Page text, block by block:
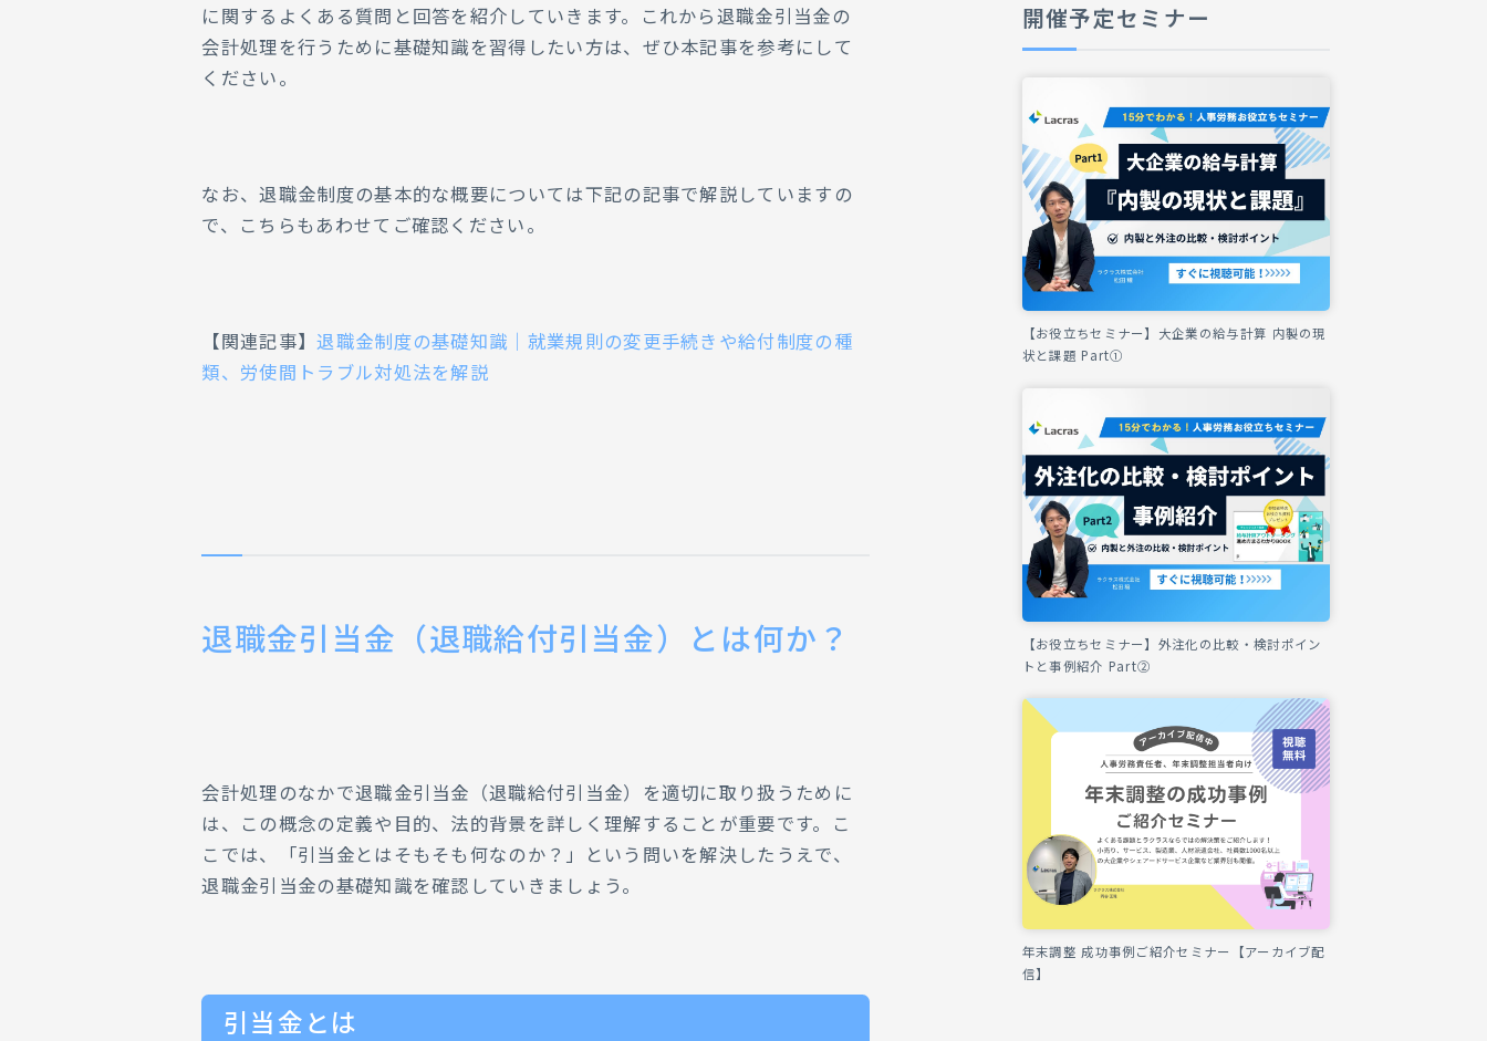
に関するよくある質問と回答を紹介していきます。これから退職金引当金の
会計処理を行うために基礎知識を習得したい方は、ぜひ本記事を参考にして
ください。
なお、退職金制度の基本的な概要については下記の記事で解説していますの
で、こちらもあわせてご確認ください。
【関連記事】退職金制度の基礎知識｜就業規則の変更手続きや給付制度の種
類、労使間トラブル対処法を解説
退職金引当金（退職給付引当金）とは何か？
会計処理のなかで退職金引当金（退職給付引当金）を適切に取り扱うために
は、この概念の定義や目的、法的背景を詳しく理解することが重要です。こ
こでは、「引当金とはそもそも何なのか？」という問いを解決したうえで、
退職金引当金の基礎知識を確認していきましょう。
引当金とは
開催予定セミナー
【お役立ちセミナー】大企業の給与計算 内製の現
状と課題 Part①
【お役立ちセミナー】外注化の比較・検討ポイン
トと事例紹介 Part②
年末調整 成功事例ご紹介セミナー【アーカイブ配
信】